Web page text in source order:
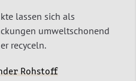
lassen sich als
umweltschonend
recyceln.
Rohstoff